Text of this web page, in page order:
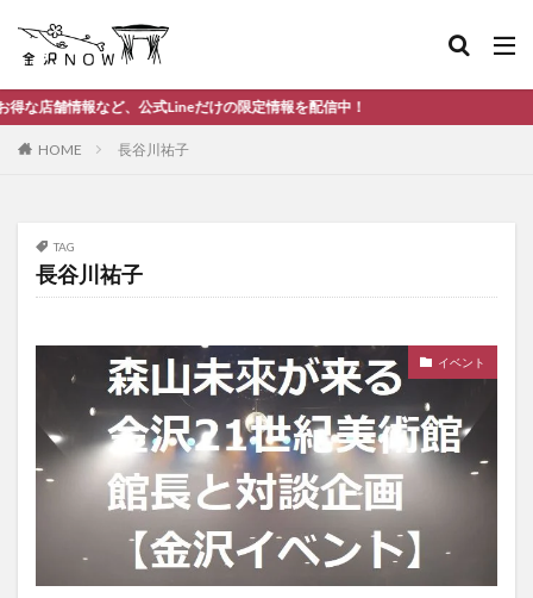
ど、公式Lineだけの限定情報を配信中！
HOME 長谷川祐子
TAG
長谷川祐子
イベント